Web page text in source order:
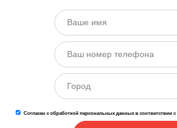
Согласен с обработкой персональных данных в соответствии с